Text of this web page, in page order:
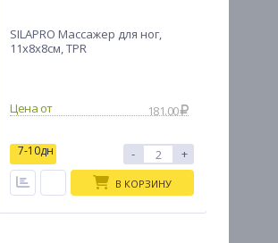
SILAPRO Массажер для ног,
11х8х8см, TPR
181.00
7-10дн - +
В КОРЗИНУ